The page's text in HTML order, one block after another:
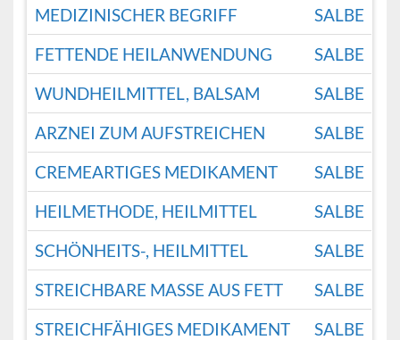
MEDIZINISCHER BEGRIFF
SALBE
FETTENDE HEILANWENDUNG
SALBE
WUNDHEILMITTEL, BALSAM
SALBE
ARZNEI ZUM AUFSTREICHEN
SALBE
CREMEARTIGES MEDIKAMENT
SALBE
HEILMETHODE, HEILMITTEL
SALBE
SCHÖNHEITS-, HEILMITTEL
SALBE
STREICHBARE MASSE AUS FETT
SALBE
STREICHFÄHIGES MEDIKAMENT
SALBE